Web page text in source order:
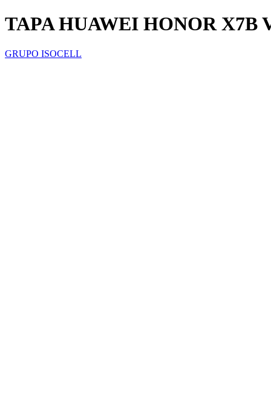
TAPA HUAWEI HONOR X7B
GRUPO ISOCELL